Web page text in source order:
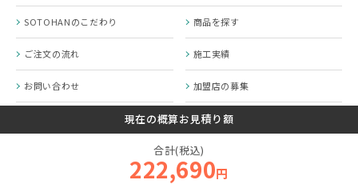
現在の概算お見積り額
合計(税込)
222,690円
SOTOHANのこだわり 商品を探す
ご注文の流れ 施工実績
お問い合わせ 加盟店の募集
プライバシーポリシー